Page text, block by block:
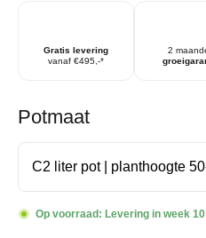
Gratis levering
vanaf €495,-*
2
Potmaat
Op voorraad: Levering in week